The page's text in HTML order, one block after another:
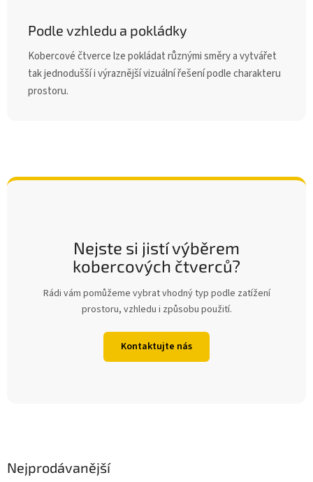
Podle vzhledu a pokládky
Kobercové čtverce lze pokládat různými směry a vytvářet
tak jednodušší i výraznější vizuální řešení podle charakteru
prostoru.
Nejste si jistí výběrem
kobercových čtverců?
Rádi vám pomůžeme vybrat vhodný typ podle zatížení
prostoru, vzhledu i způsobu použití.
Kontaktujte nás
Nejprodávanější